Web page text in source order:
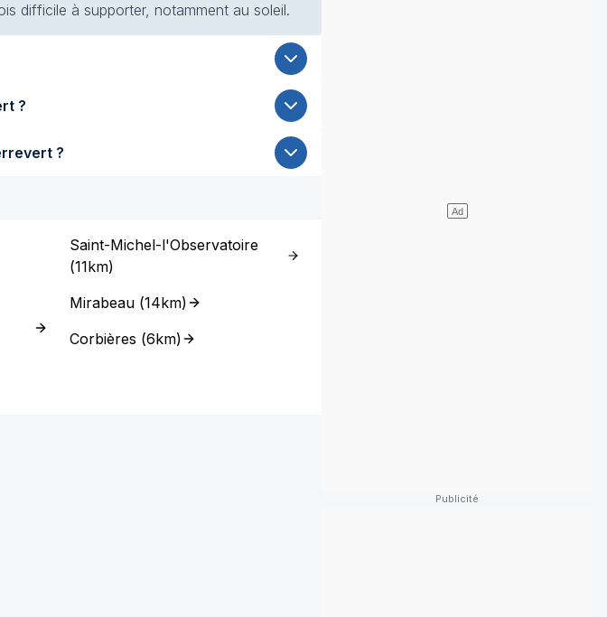
difficile à supporter, notamment au soleil.
?
9 aout à Pierrevert ?
Saint-Michel-l'Observatoire
(11km)
Mirabeau(14km)
Corbières (6km)